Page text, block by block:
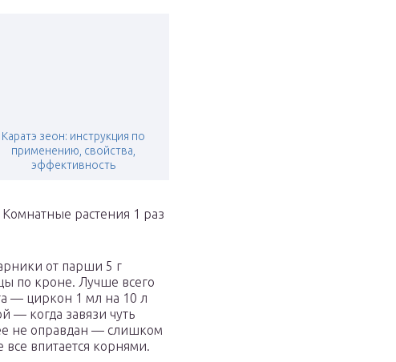
Каратэ зеон: инструкция по
применению, свойства,
эффективность
растения 1 раз
от парши 5 г
по кроне. Лучше всего
— циркон 1 мл на 10 л
— когда завязи чуть
не оправдан — слишком
впитается корнями.